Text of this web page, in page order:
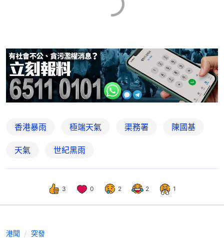
香港暴雨 極端天氣 渠務署 陳國基
天氣 世紀黑雨
3 0 2 2 1
港聞 突發